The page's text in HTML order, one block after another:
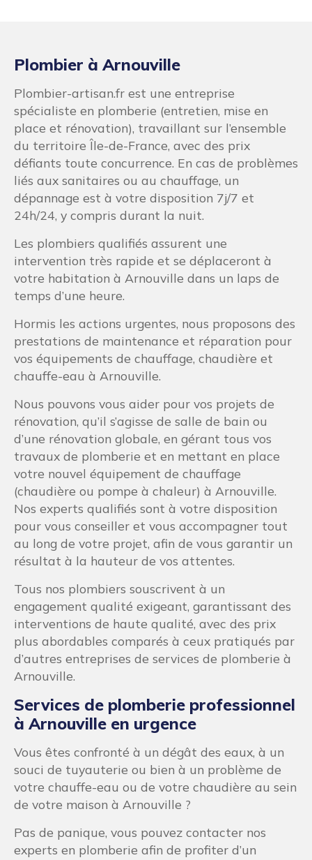
Plombier à Arnouville
Plombier-artisan.fr est une entreprise
spécialiste en plomberie (entretien, mise en
place et rénovation), travaillant sur l’ensemble
du territoire Île-de-France, avec des prix
défiants toute concurrence. En cas de problèmes
liés aux sanitaires ou au chauffage, un
dépannage est à votre disposition 7j/7 et
24h/24, y compris durant la nuit.
Les plombiers qualifiés assurent une
intervention très rapide et se déplaceront à
votre habitation à Arnouville dans un laps de
temps d’une heure.
Hormis les actions urgentes, nous proposons des
prestations de maintenance et réparation pour
vos équipements de chauffage, chaudière et
chauffe-eau à Arnouville.
Nous pouvons vous aider pour vos projets de
rénovation, qu’il s’agisse de salle de bain ou
d’une rénovation globale, en gérant tous vos
travaux de plomberie et en mettant en place
votre nouvel équipement de chauffage
(chaudière ou pompe à chaleur) à Arnouville.
Nos experts qualifiés sont à votre disposition
pour vous conseiller et vous accompagner tout
au long de votre projet, afin de vous garantir un
résultat à la hauteur de vos attentes.
Tous nos plombiers souscrivent à un
engagement qualité exigeant, garantissant des
interventions de haute qualité, avec des prix
plus abordables comparés à ceux pratiqués par
d’autres entreprises de services de plomberie à
Arnouville.
Services de plomberie professionnel
à Arnouville en urgence
Vous êtes confronté à un dégât des eaux, à un
souci de tuyauterie ou bien à un problème de
votre chauffe-eau ou de votre chaudière au sein
de votre maison à Arnouville ?
Pas de panique, vous pouvez contacter nos
experts en plomberie afin de profiter d’un